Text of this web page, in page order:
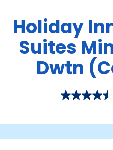
Holiday
Suites
Dwtn